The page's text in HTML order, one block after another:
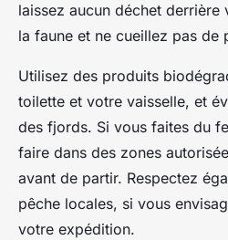
laissez aucun déchet
la faune et ne cueillez pas de
Utilisez des produits
toilette et votre vaisselle, et
des fjords. Si vous faites du
faire dans des zones
avant de partir. Respectez
pêche locales, si vous
votre expédition.